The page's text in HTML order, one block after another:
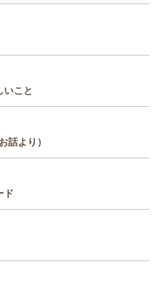
いこと
話より）
ド